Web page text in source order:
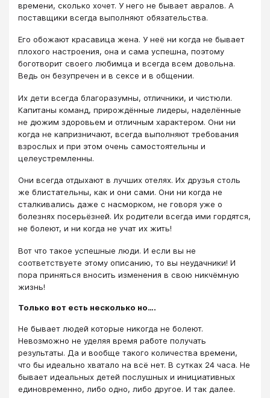
времени, сколько хочет. У него не бывает авралов. А
поставщики всегда выполняют обязательства.
Его обожают красавица жена. У неё ни когда не бывает
плохого настроения, она и сама успешна, поэтому
боготворит своего любимца и всегда всем довольна.
Ведь он безупречен и в сексе и в общении.
Их дети всегда благоразумны, отличники, и чистюли.
Капитаны команд, прирождённые лидеры, наделённые
не дюжим здоровьем и отличным характером. Они ни
когда не капризничают, всегда выполняют требования
взрослых и при этом очень самостоятельны и
целеустремленны.
Они всегда отдыхают в лучших отелях. Их друзья столь
же блистательны, как и они сами. Они ни когда не
сталкивались даже с насморком, не говоря уже о
болезнях посерьёзней. Их родители всегда ими гордятся,
не болеют, и ни когда не учат их жить!
Вот что такое успешные люди. И если вы не
соответствуете этому описанию, то вы неудачники! И
пора приняться вносить изменения в свою никчёмную
жизнь!
Только вот есть несколько но….
Не бывает людей которые никогда не болеют.
Невозможно не уделяя время работе получать
результаты. Да и вообще такого количества времени,
что бы идеально хватало на всё нет. В сутках 24 часа. Не
бывает идеальных детей послушных и инициативных
единовременно, либо одно, либо другое. И так далее.